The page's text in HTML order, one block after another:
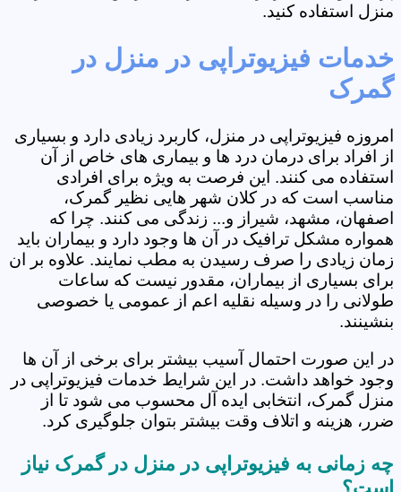
منزل استفاده کنید.
خدمات فیزیوتراپی در منزل در
گمرک
امروزه فیزیوتراپی در منزل، کاربرد زیادی دارد و بسیاری
از افراد برای درمان درد ها و بیماری های خاص از آن
استفاده می کنند. این فرصت به ویژه برای افرادی
مناسب است که در کلان شهر هایی نظیر گمرک،
اصفهان، مشهد، شیراز و... زندگی می کنند. چرا که
همواره مشکل ترافیک در آن ها وجود دارد و بیماران باید
زمان زیادی را صرف رسیدن به مطب نمایند. علاوه بر ان
برای بسیاری از بیماران، مقدور نیست که ساعات
طولانی را در وسیله نقلیه اعم از عمومی یا خصوصی
بنشینند.
در این صورت احتمال آسیب بیشتر برای برخی از آن ها
وجود خواهد داشت. در این شرایط خدمات فیزیوتراپی در
منزل گمرک، انتخابی ایده آل محسوب می شود تا از
ضرر، هزینه و اتلاف وقت بیشتر بتوان جلوگیری کرد.
چه زمانی به فیزیوتراپی در منزل در گمرک نیاز